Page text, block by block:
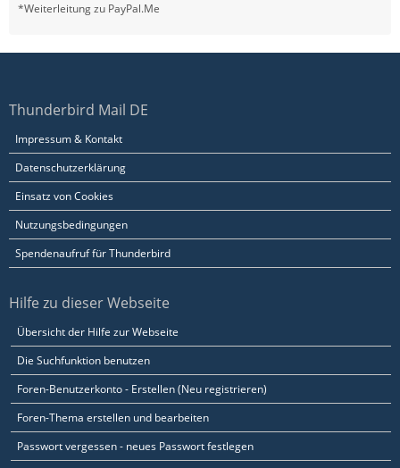
*Weiterleitung zu PayPal.Me
Thunderbird Mail DE
Impressum & Kontakt
Datenschutzerklärung
Einsatz von Cookies
Nutzungsbedingungen
Spendenaufruf für Thunderbird
Hilfe zu dieser Webseite
Übersicht der Hilfe zur Webseite
Die Suchfunktion benutzen
Foren-Benutzerkonto - Erstellen (Neu registrieren)
Foren-Thema erstellen und bearbeiten
Passwort vergessen - neues Passwort festlegen